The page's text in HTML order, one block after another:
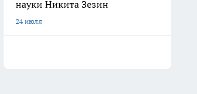
науки Никита Зезин
24 июля